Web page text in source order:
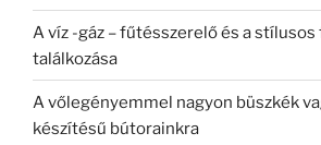
A víz -gáz – fűtésszerelő és a
találkozása
A vőlegényemmel nagyon büszkék
készítésű bútorainkra